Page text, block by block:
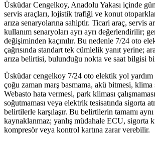
Üsküdar Cengelkoy, Anadolu Yakası içinde
servis araçları, lojistik trafiği ve konut
arıza senaryolarına sahiptir. Ticari araç, servis
kullanım senaryoları ayrı ayrı değerlendirilir;
değişiminden kaçınılır. Bu nedenle 7/24 oto
çağrısında standart tek cümlelik yanıt yerine;
arıza belirtisi, bulunduğu nokta ve saat bilgisi
Üsküdar cengelkoy 7/24 oto elektik yol yardım
çoğu zaman marş basmama, akü bitmesi, klima
Webasto hata vermesi, park kliması
soğutmaması veya elektrik tesisatında sigorta
belirtilerle karşılaşır. Bu belirtilerin tamamı
kaynaklanmaz; yanlış müdahale ECU, sigorta
kompresör veya kontrol kartına zarar verebilir.